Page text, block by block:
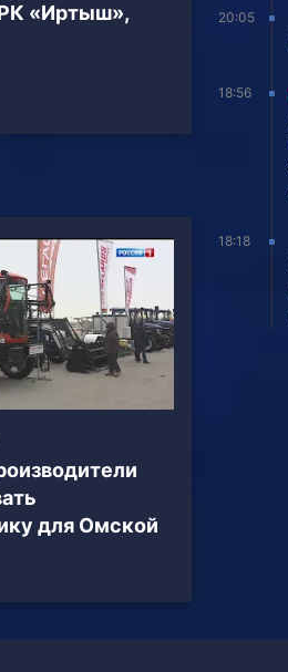
«Иртыш»,
для Омской
20:05
18:56
18:18